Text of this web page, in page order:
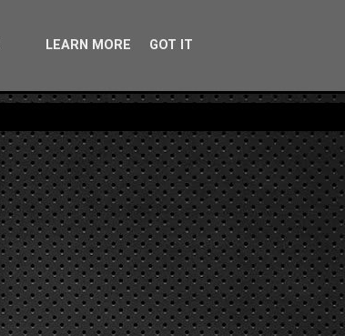
LEARN MORE GOT IT